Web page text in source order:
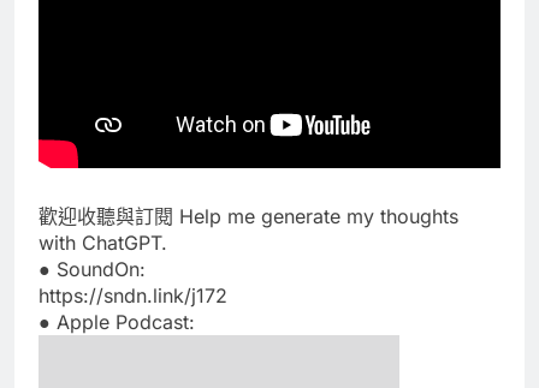
歡迎收聽與訂閱 Help me generate my thoughts
with ChatGPT.
● SoundOn:
https://sndn.link/j172
● Apple Podcast: